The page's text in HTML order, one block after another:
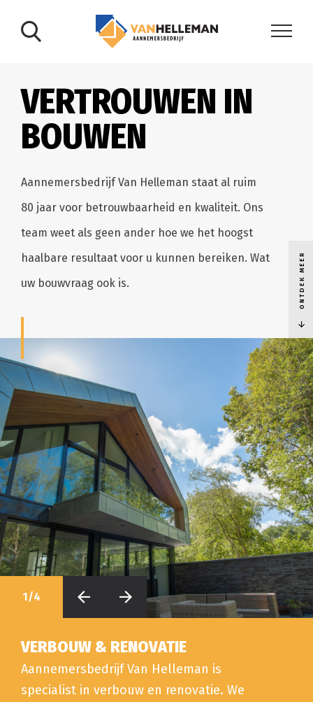
VERTROUWEN IN
BOUWEN
Aannemersbedrijf Van Helleman staat al ruim
80 jaar voor betrouwbaarheid en kwaliteit. Ons
team weet als geen ander hoe we het hoogst
haalbare resultaat voor u kunnen bereiken. Wat
uw bouwvraag ook is.
ONTDEK MEER
1/4
VERBOUW & RENOVATIE
Aannemersbedrijf Van Helleman is
specialist in verbouw en renovatie. We